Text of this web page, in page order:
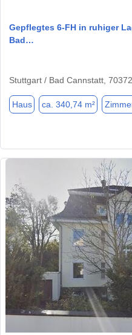
Gepflegtes 6-FH in ruhiger
Bad…
Stuttgart / Bad Cannstatt, 70372
Haus ca. 340,74 m²